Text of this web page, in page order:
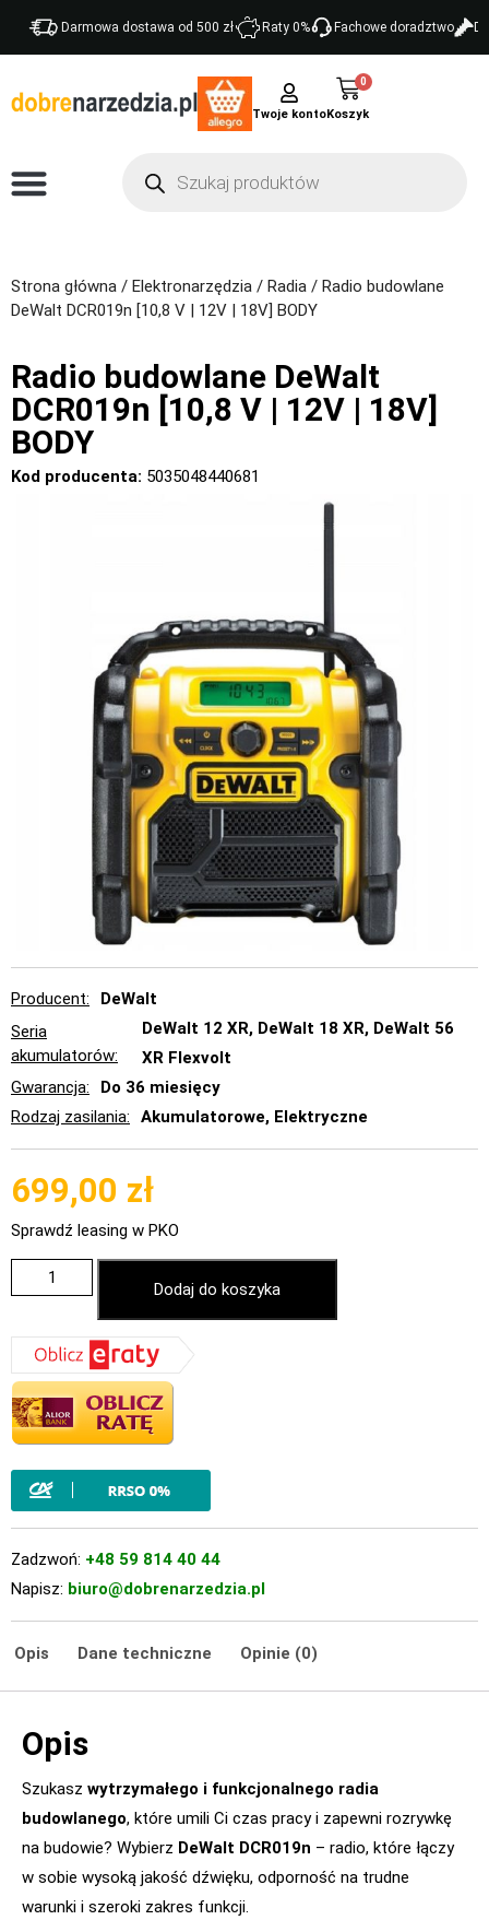
Darmowa dostawa od 500 zł Raty 0% Fachowe doradztwo
Twoje konto
0
Strona główna / Elektronarzędzia / Radia / Radio budowlane
DeWalt DCR019n [10,8 V | 12V | 18V] BODY
Radio budowlane DeWalt
DCR019n [10,8 V | 12V | 18V]
BODY
Kod producenta: 5035048440681
Producent
DeWalt
Seria
akumulatorów
DeWalt 12 XR, DeWalt 18 XR, DeWalt 56
XR Flexvolt
Gwarancja
Do 36 miesięcy
Rodzaj zasilania
Akumulatorowe, Elektryczne
699,00 zł
Sprawdź leasing w PKO
Dodaj do koszyka
Zadzwoń: +48 59 814 40 44
Napisz: biuro@dobrenarzedzia.pl
Opis Dane techniczne Opinie (0)
Opis
Szukasz wytrzymałego i funkcjonalnego radia
budowlanego, które umili Ci czas pracy i zapewni rozrywkę
na budowie? Wybierz DeWalt DCR019n – radio, które łączy
w sobie wysoką jakość dźwięku, odporność na trudne
warunki i szeroki zakres funkcji.